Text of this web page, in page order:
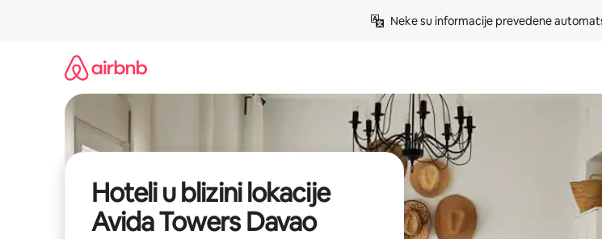
Neke su informacije prevedene
Hoteli u blizini lokacije
Avida Towers Davao